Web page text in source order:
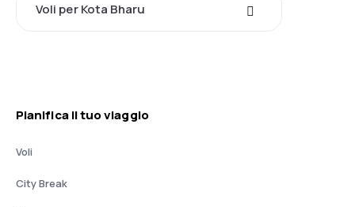
Voli per Kota Bharu
Pianifica il tuo viaggio
Voli
City Break